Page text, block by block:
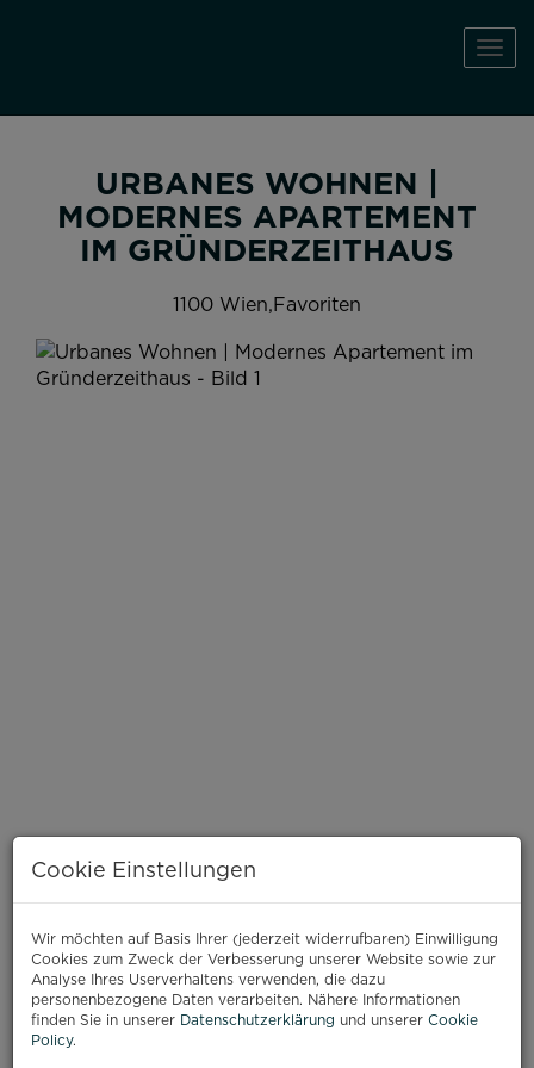
URBANES WOHNEN |
MODERNES APARTEMENT
IM GRÜNDERZEITHAUS
1100 Wien,Favoriten
BESCHREIBUNG
Ruhig gelegen und dennoch mitten im urbanen
Leben präsentiert sich dieses liebevoll sanierte
Altbauhaus mit besonderem Charakter. Die
Cookie Einstellungen
Wir möchten auf Basis Ihrer (jederzeit widerrufbaren) Einwilligung
Cookies zum Zweck der Verbesserung unserer Website sowie zur
Analyse Ihres Userverhaltens verwenden, die dazu
personenbezogene Daten verarbeiten. Nähere Informationen
finden Sie in unserer Datenschutzerklärung und unserer Cookie
Policy.